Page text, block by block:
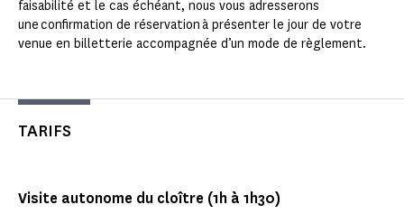
faisabilité et le cas échéant, nous vous adresserons
une confirmation de réservation à présenter le jour de votre
venue en billetterie accompagnée d’un mode de règlement.
TARIFS
Visite autonome du cloître (1h à 1h30)